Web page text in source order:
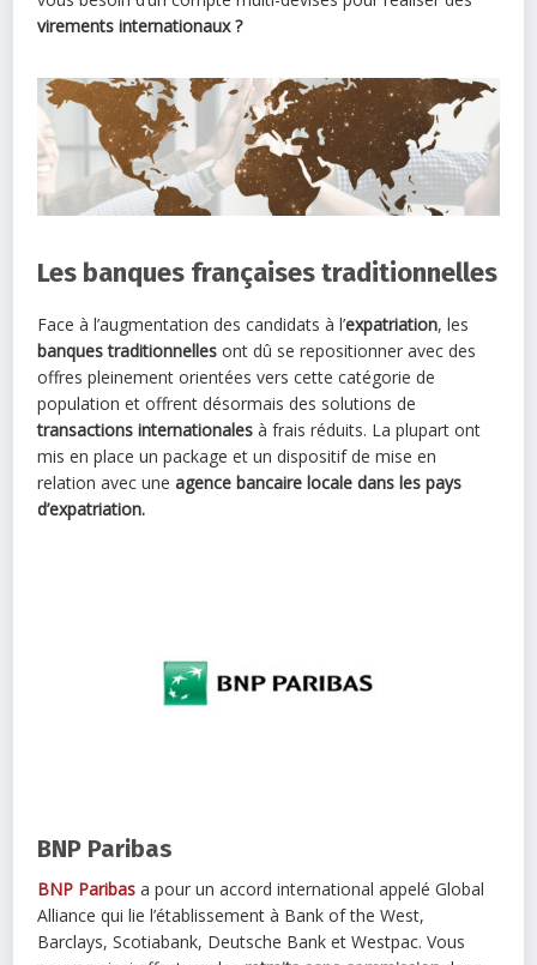
virements internationaux ?
Les banques françaises traditionnelles
Face à l’augmentation des candidats à l’expatriation, les
banques traditionnelles ont dû se repositionner avec des
offres pleinement orientées vers cette catégorie de
population et offrent désormais des solutions de
transactions internationales à frais réduits. La plupart ont
mis en place un package et un dispositif de mise en
relation avec uneagence bancaire locale dans les pays
d’expatriation.
BNP Paribas
BNP Paribas a pour un accord international appelé Global
Alliance qui lie l’établissement à Bank of the West,
Barclays, Scotiabank, Deutsche Bank et Westpac. Vous